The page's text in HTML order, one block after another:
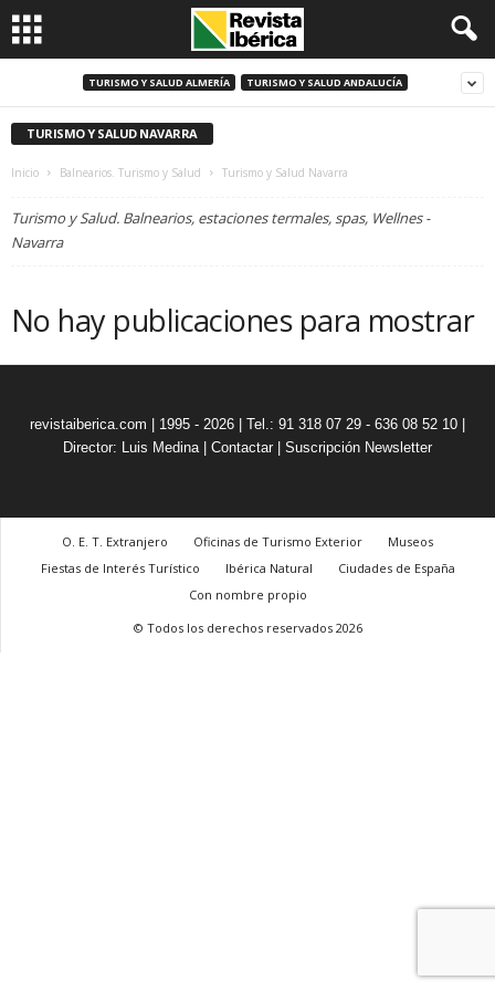
TURISMO Y SALUD ALMERÍA TURISMO Y SALUD ANDALUCÍA
TURISMO Y SALUD NAVARRA
Inicio Balnearios. Turismo y Salud Turismo y Salud Navarra
Turismo y Salud. Balnearios, estaciones termales, spas, Wellnes -
Navarra
No hay publicaciones para mostrar
revistaiberica.com | 1995 - 2026 | Tel.: 91 318 07 29 - 636 08 52 10 |
Director: Luis Medina| Contactar Suscripción Newsletter
O. E. T. Extranjero Oficinas de Turismo Exterior
Museos
Fiestas de Interés Turístico
Ibérica Natural
Ciudades de España
Con nombre propio
© Todos los derechos reservados 2026